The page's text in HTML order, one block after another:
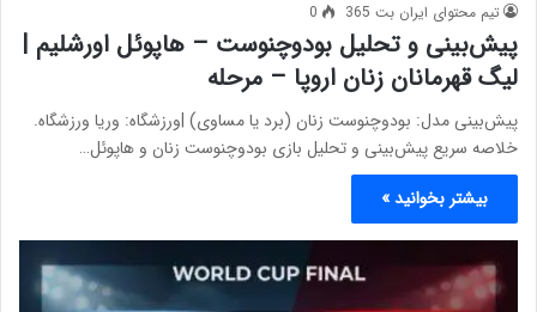
تیم محتوای ایران بت 365 0
پیش‌بینی و تحلیل بودوچنوست – هاپوئل اورشلیم |
لیگ قهرمانان زنان اروپا – مرحله
پیش‌بینی مدل: بودوچنوست زنان (برد یا مساوی) |ورزشگاه: وریا ورزشگاه.
خلاصه سریع پیش‌بینی و تحلیل بازی بودوچنوست زنان و هاپوئل…
بیشتر بخوانید »